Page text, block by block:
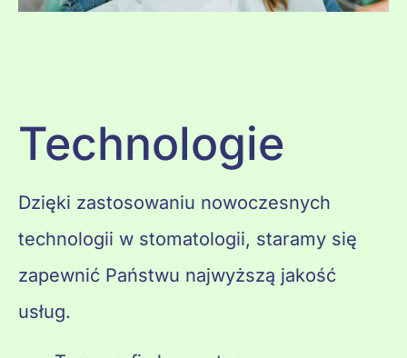
Technologie
Dzięki zastosowaniu nowoczesnych
technologii w stomatologii, staramy się
zapewnić Państwu najwyższą jakość
usług.